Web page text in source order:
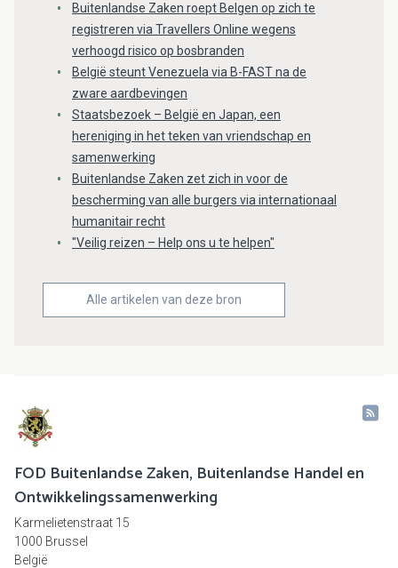
Buitenlandse Zaken roept Belgen op zich te
registreren via Travellers Online wegens
verhoogd risico op bosbranden
België steunt Venezuela via B-FAST na de
zware aardbevingen
Staatsbezoek – België en Japan, een
hereniging in het teken van vriendschap en
samenwerking
Buitenlandse Zaken zet zich in voor de
bescherming van alle burgers via internationaal
humanitair recht
"Veilig reizen – Help ons u te helpen"
Alle artikelen van deze bron
FOD Buitenlandse Zaken, Buitenlandse Handel en
Ontwikkelingssamenwerking
Karmelietenstraat 15
1000 Brussel
België